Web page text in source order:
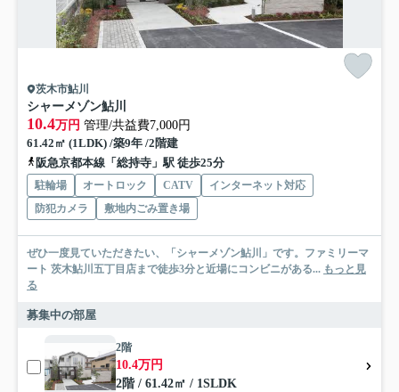
茨木市鮎川
シャーメゾン鮎川
10.4万円 管理/共益費7,000円
61.42㎡ (1LDK) /築9年 /2階建
阪急京都本線「総持寺」駅 徒歩25分
駐輪場 オートロック CATV
インターネット対応
防犯カメラ
敷地内ごみ置き場
ぜひ一度見ていただきたい、「シャーメゾン鮎川」です。ファミリーマ
ート 茨木鮎川五丁目店まで徒歩3分と近場にコンビニがある... もっと見
る
募集中の部屋
2階
10.4万円
2階 / 61.42㎡ / 1SLDK